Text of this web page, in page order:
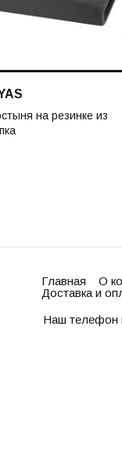
на резинке из
Главная
О
Доставка и
Наш телефон